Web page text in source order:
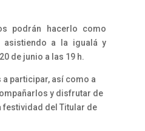
podrán hacerlo como
asistiendo a la igualá y
de junio a las 19 h.
participar, así como a
y disfrutar de
festividad del Titular de